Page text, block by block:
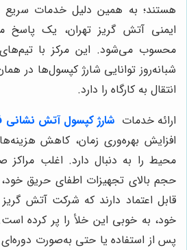
هستند؛ به همین دلیل خدمات
ایمنی آتش گریز تهران، یک پاسخ
محسوب می‌شود. این مرکز با
شبانه‌روز توانایی شارژ کپسول‌ها در
انتقال به کارگاه را دارد.
ارائه خدمات شارژ کپسول آتش
افزایش بهره‌وری زمان، کاهش
محیط را به دنبال دارد. اغلب
حجم بالای تجهیزات اطفای حریق
قابل اعتماد دارند که شرکت آتش
خود، به خوبی این خلأ را پر کرده
پس از استفاده یا حتی به‌صورت